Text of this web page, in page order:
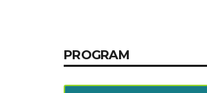
Noticia de personal salud 5
PROGRAM